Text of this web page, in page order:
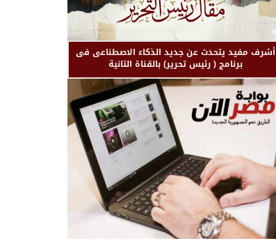
أشرف مفيد يتحدث عن جديد الذكاء الاصطناعى فى
برنامج ( رئيس تحرير) بالقناة الثانية